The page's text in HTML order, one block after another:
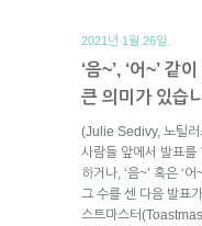
2021년 1월 26일.
‘음~’, ‘어~’ 같
큰 의미가 있습
(Julie Sedivy, 노틸
사람들 앞에서 발표를
하거나, ‘음~’ 혹은 ‘
그 수를 센 다음 발표
스트마스터